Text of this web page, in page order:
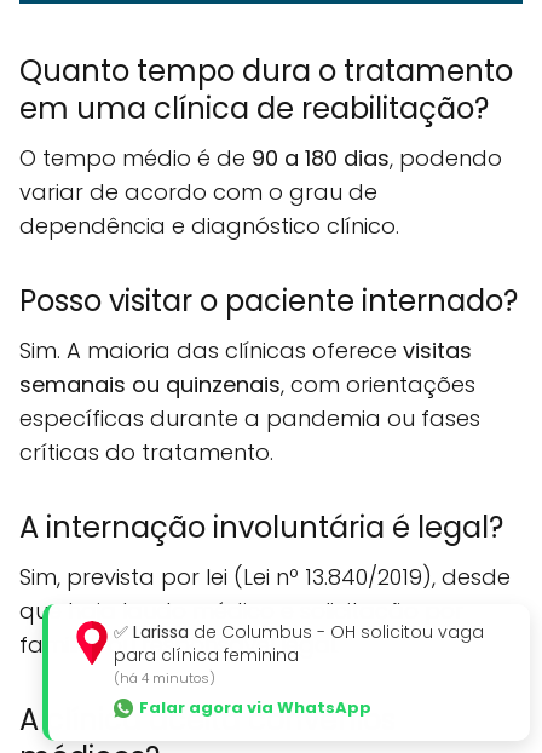
Quanto tempo dura o tratamento
em uma clínica de reabilitação?
O tempo médio é de 90 a 180 dias, podendo
variar de acordo com o grau de
dependência e diagnóstico clínico.
Posso visitar o paciente internado?
Sim. A maioria das clínicas oferece visitas
semanais ou quinzenais, com orientações
específicas durante a pandemia ou fases
críticas do tratamento.
A internação involuntária é legal?
Sim, prevista por lei (Lei nº 13.840/2019), desde
que haja laudo médico e solicitação por
familiar ou responsável legal.
A clínica aceita convênios
✅ Larissa de Columbus - OH solicitou vaga
para clínica feminina
(há 4 minutos)
Falar agora via WhatsApp